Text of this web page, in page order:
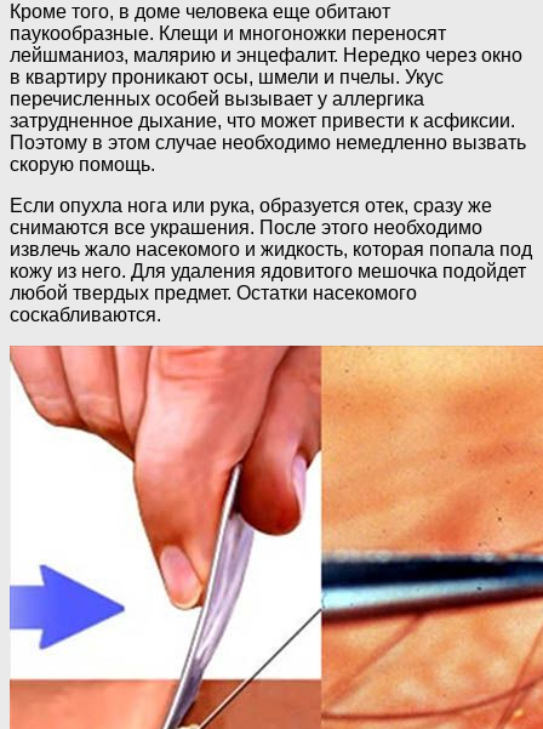
Кроме того, в доме человека еще обитают
паукообразные. Клещи и многоножки переносят
лейшманиоз, малярию и энцефалит. Нередко через окно
в квартиру проникают осы, шмели и пчелы. Укус
перечисленных особей вызывает у аллергика
затрудненное дыхание, что может привести к асфиксии.
Поэтому в этом случае необходимо немедленно вызвать
скорую помощь.
Если опухла нога или рука, образуется отек, сразу же
снимаются все украшения. После этого необходимо
извлечь жало насекомого и жидкость, которая попала под
кожу из него. Для удаления ядовитого мешочка подойдет
любой твердых предмет. Остатки насекомого
соскабливаются.